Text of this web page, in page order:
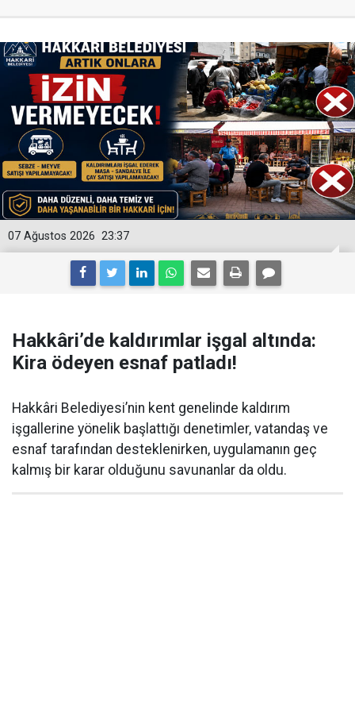
23:37
07 Ağustos 2026
Hakkâri’de kaldırımlar işgal altında:
Kira ödeyen esnaf patladı!
Hakkâri Belediyesi’nin kent genelinde kaldırım
işgallerine yönelik başlattığı denetimler, vatandaş ve
esnaf tarafından desteklenirken, uygulamanın geç
kalmış bir karar olduğunu savunanlar da oldu.